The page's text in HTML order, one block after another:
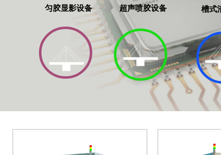
匀胶显影设备 超声喷胶设备 槽式